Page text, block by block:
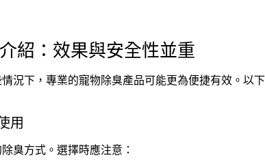
紹：效果與安全性並重
況下，專業的寵物除臭產品可能更為便捷有效。以
用
臭方式。選擇時應注意：